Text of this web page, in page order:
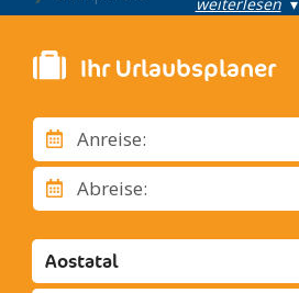
Cogne
Courmayeur
Fenis
Gressan
Gressoney-La-Trinite'
Morgex
Pont Saint Martin
Ihr Urlaubsplaner
Anreise:
Abreise:
Aostatal